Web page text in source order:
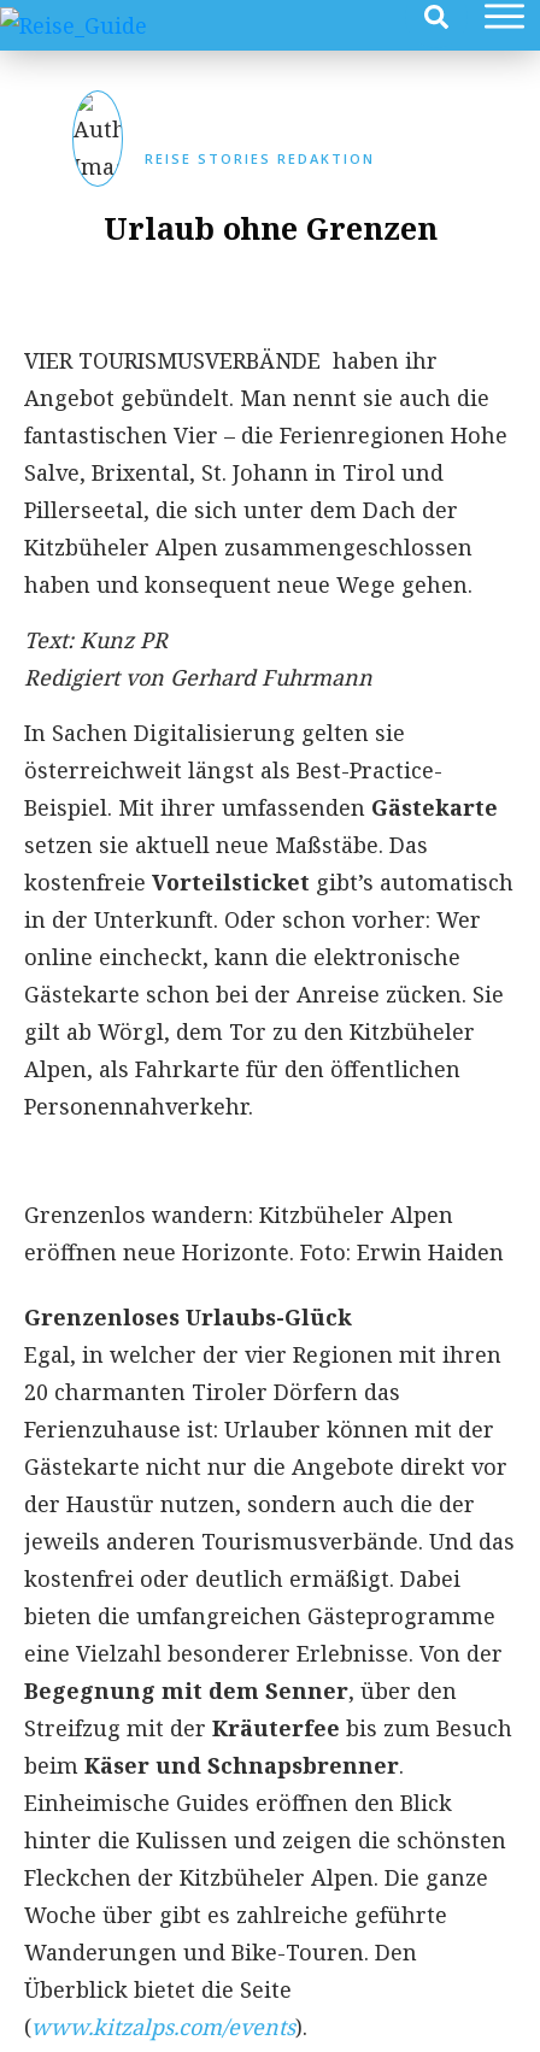
REISE STORIES REDAKTION
Urlaub ohne Grenzen
VIER TOURISMUSVERBÄNDE haben ihr
Angebot gebündelt. Man nennt sie auch die
fantastischen Vier – die Ferienregionen Hohe
Salve, Brixental, St. Johann in Tirol und
Pillerseetal, die sich unter dem Dach der
Kitzbüheler Alpen zusammengeschlossen
haben und konsequent neue Wege gehen.
Text: Kunz PR
Redigiert von Gerhard Fuhrmann
In Sachen Digitalisierung gelten sie
österreichweit längst als Best-Practice-
Beispiel. Mit ihrer umfassenden Gästekarte
setzen sie aktuell neue Maßstäbe. Das
kostenfreie Vorteilsticket gibt’s automatisch
in der Unterkunft. Oder schon vorher: Wer
online eincheckt, kann die elektronische
Gästekarte schon bei der Anreise zücken. Sie
gilt ab Wörgl, dem Tor zu den Kitzbüheler
Alpen, als Fahrkarte für den öffentlichen
Personennahverkehr.
Grenzenlos wandern: Kitzbüheler Alpen
eröffnen neue Horizonte. Foto: Erwin Haiden
Grenzenloses Urlaubs-Glück
Egal, in welcher der vier Regionen mit ihren
20 charmanten Tiroler Dörfern das
Ferienzuhause ist: Urlauber können mit der
Gästekarte nicht nur die Angebote direkt vor
der Haustür nutzen, sondern auch die der
jeweils anderen Tourismusverbände. Und das
kostenfrei oder deutlich ermäßigt. Dabei
bieten die umfangreichen Gästeprogramme
eine Vielzahl besonderer Erlebnisse. Von der
Begegnung mit dem Senner, über den
Streifzug mit der Kräuterfee bis zum Besuch
beim Käser und Schnapsbrenner.
Einheimische Guides eröffnen den Blick
hinter die Kulissen und zeigen die schönsten
Fleckchen der Kitzbüheler Alpen. Die ganze
Woche über gibt es zahlreiche geführte
Wanderungen und Bike-Touren. Den
Überblick bietet die Seite
(www.kitzalps.com/events).